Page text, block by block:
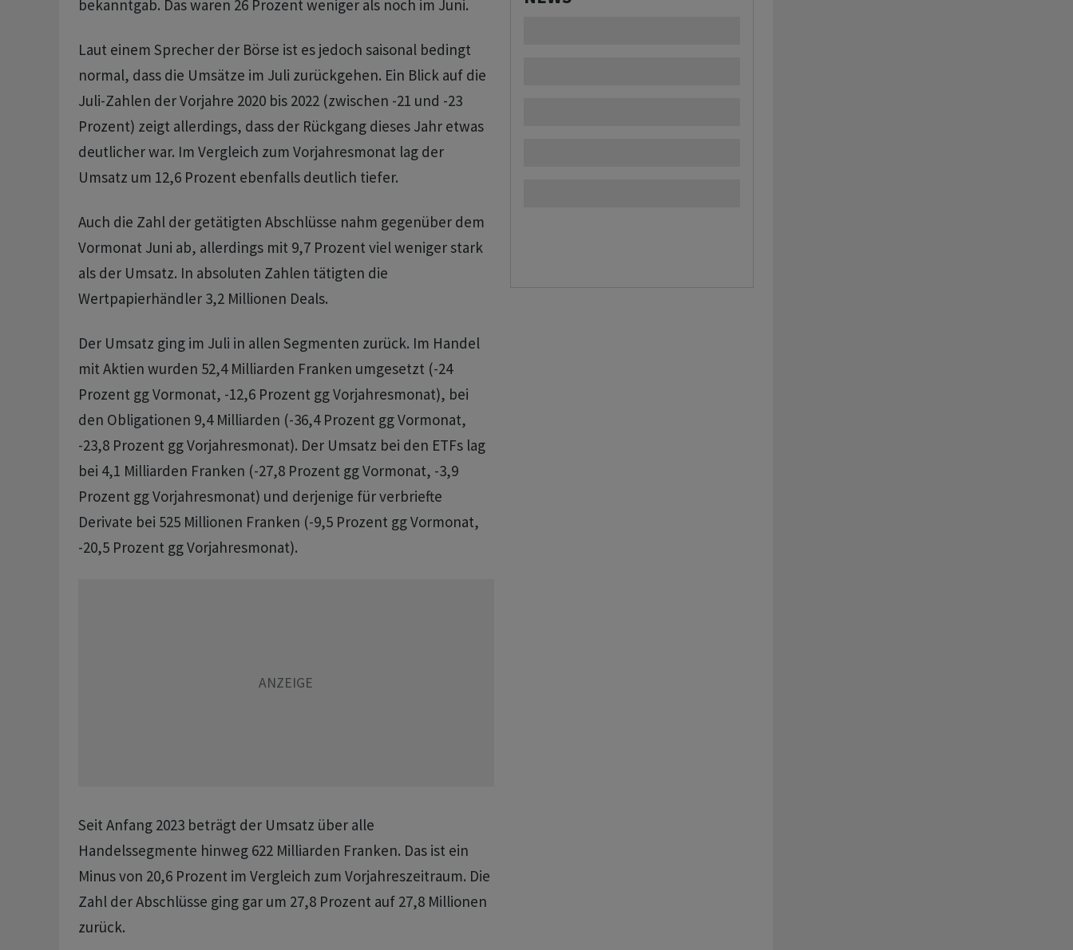
bekanntgab. Das waren 26 Prozent weniger als noch im Juni.
Laut einem Sprecher der Börse ist es jedoch saisonal bedingt
normal, dass die Umsätze im Juli zurückgehen. Ein Blick auf die
Juli-Zahlen der Vorjahre 2020 bis 2022 (zwischen -21 und -23
Prozent) zeigt allerdings, dass der Rückgang dieses Jahr etwas
deutlicher war. Im Vergleich zum Vorjahresmonat lag der
Umsatz um 12,6 Prozent ebenfalls deutlich tiefer.
Auch die Zahl der getätigten Abschlüsse nahm gegenüber dem
Vormonat Juni ab, allerdings mit 9,7 Prozent viel weniger stark
als der Umsatz. In absoluten Zahlen tätigten die
Wertpapierhändler 3,2 Millionen Deals.
Der Umsatz ging im Juli in allen Segmenten zurück. Im Handel
mit Aktien wurden 52,4 Milliarden Franken umgesetzt (-24
Prozent gg Vormonat, -12,6 Prozent gg Vorjahresmonat), bei
den Obligationen 9,4 Milliarden (-36,4 Prozent gg Vormonat,
-23,8 Prozent gg Vorjahresmonat). Der Umsatz bei den ETFs lag
bei 4,1 Milliarden Franken (-27,8 Prozent gg Vormonat, -3,9
Prozent gg Vorjahresmonat) und derjenige für verbriefte
Derivate bei 525 Millionen Franken (-9,5 Prozent gg Vormonat,
-20,5 Prozent gg Vorjahresmonat).
Seit Anfang 2023 beträgt der Umsatz über alle
Handelssegmente hinweg 622 Milliarden Franken. Das ist ein
Minus von 20,6 Prozent im Vergleich zum Vorjahreszeitraum. Die
Zahl der Abschlüsse ging gar um 27,8 Prozent auf 27,8 Millionen
zurück.